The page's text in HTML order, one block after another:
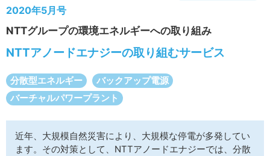
掲載月毎記事
イベントカレンダー
問い合わせ
サイトマップ
2020年5月号
NTTグループの環境エネルギーへの取り組み
NTTアノードエナジーの取り組むサービス
分散型エネルギー
バックアップ電源
バーチャルパワープラント
近年、大規模自然災害により、大規模な停電が多発してい
ます。その対策として、NTTアノードエナジーでは、分散